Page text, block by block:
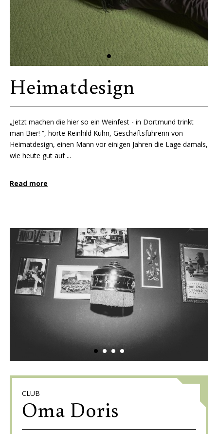
Heimatdesign
„Jetzt machen die hier so ein Weinfest - in Dortmund trinkt
man Bier! “, hörte Reinhild Kuhn, Geschäftsführerin von
Heimatdesign, einen Mann vor einigen Jahren die Lage damals,
wie heute gut auf ...
Read more
CLUB
Oma Doris